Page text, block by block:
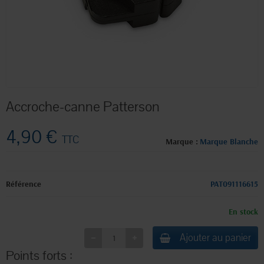
Accroche-canne Patterson
Marque : Marque Blanche
4,90 € TTC
Référence PAT091116615
En stock
Ajouter au panier
Points forts :